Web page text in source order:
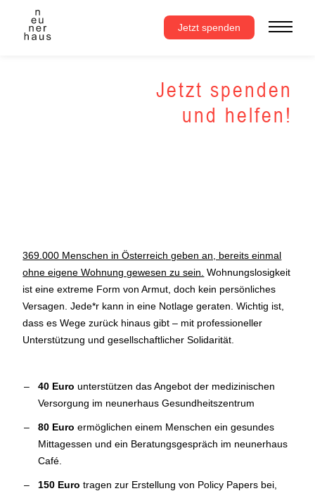
springen
Jetzt spenden
Jetzt spenden
und helfen!
369.000 Menschen in Österreich geben an, bereits einmal
ohne eigene Wohnung gewesen zu sein. Wohnungslosigkeit
ist eine extreme Form von Armut, doch kein persönliches
Versagen. Jede*r kann in eine Notlage geraten. Wichtig ist,
dass es Wege zurück hinaus gibt – mit professioneller
Unterstützung und gesellschaftlicher Solidarität.
40 Euro unterstützen das Angebot der medizinischen
Versorgung im neunerhaus Gesundheitszentrum
80 Euro ermöglichen einem Menschen ein gesundes
Mittagessen und ein Beratungsgespräch im neunerhaus
Café.
150 Euro tragen zur Erstellung von Policy Papers bei,